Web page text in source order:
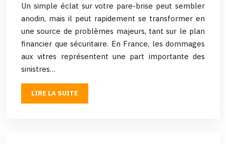
Un simple éclat sur votre pare-brise peut sembler
anodin, mais il peut rapidement se transformer en
une source de problèmes majeurs, tant sur le plan
financier que sécuritaire. En France, les dommages
aux vitres représentent une part importante des
sinistres…
LIRE LA SUITE